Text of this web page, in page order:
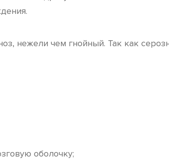
нежели чем гнойный. Так как
оболочку;